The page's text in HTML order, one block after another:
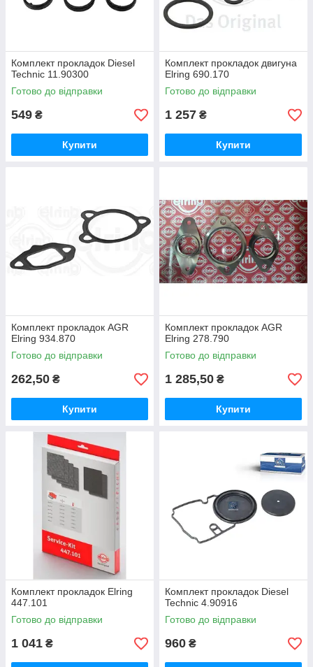
Комплект прокладок Diesel
Technic 11.90300
Готово до відправки
549 ₴
Купити
Комплект прокладок двигуна
Elring 690.170
Готово до відправки
1 257 ₴
Купити
Комплект прокладок AGR
Elring 934.870
Готово до відправки
262,50 ₴
Купити
Комплект прокладок AGR
Elring 278.790
Готово до відправки
1 285,50 ₴
Купити
Комплект прокладок Elring
447.101
Готово до відправки
1 041 ₴
Комплект прокладок Diesel
Technic 4.90916
Готово до відправки
960 ₴